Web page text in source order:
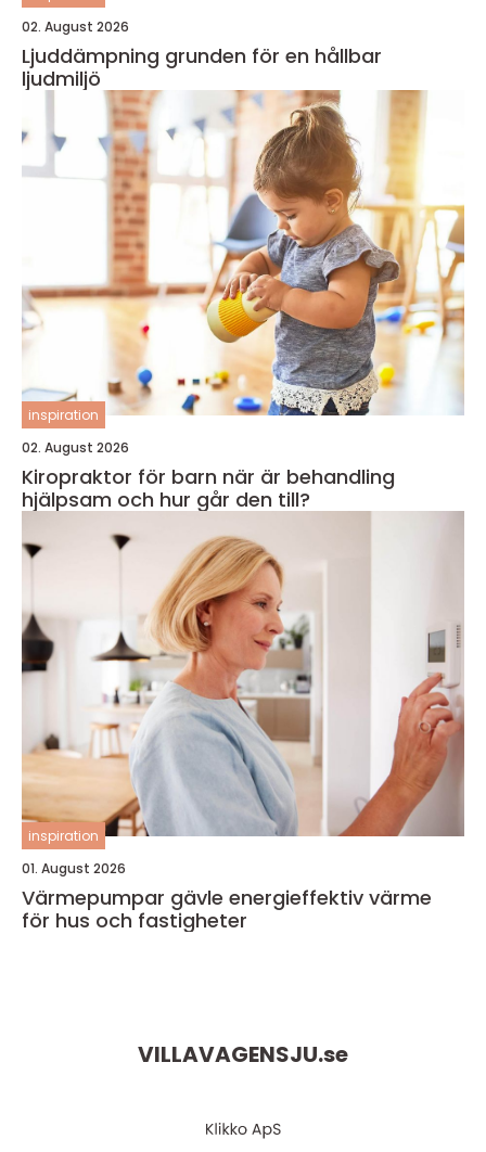
02. August 2026
Ljuddämpning grunden för en hållbar
ljudmiljö
inspiration
02. August 2026
Kiropraktor för barn när är behandling
hjälpsam och hur går den till?
inspiration
01. August 2026
Värmepumpar gävle energieffektiv värme
för hus och fastigheter
VILLAVAGENSJU.se